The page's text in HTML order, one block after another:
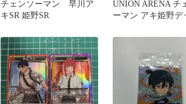
チェンソーマン 早川ア
キSR 姫野SR
UNION ARENA チ
ーマン アキ姫野デ